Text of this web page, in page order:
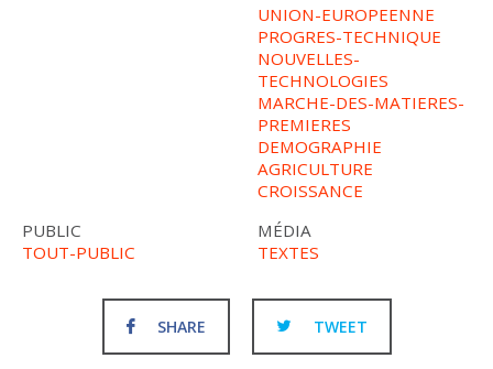
UNION-EUROPEENNE
PROGRES-TECHNIQUE
NOUVELLES-
TECHNOLOGIES
MARCHE-DES-MATIERES-
PREMIERES
DEMOGRAPHIE
AGRICULTURE
CROISSANCE
PUBLIC
TOUT-PUBLIC
MÉDIA
TEXTES
SHARE TWEET